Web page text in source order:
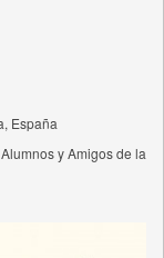
España
y Amigos de la